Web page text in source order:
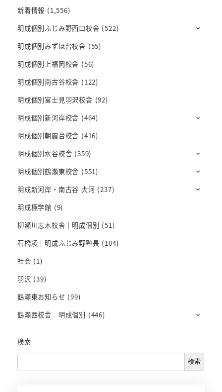
新着情報 (1,556)
明成個別ふじみ野西口校舎 (522)
明成個別みずほ台校舎 (55)
明成個別上福岡校舎 (56)
明成個別南古谷校舎 (122)
明成個別富士見羽沢校舎 (92)
明成個別新河岸校舎 (464)
明成個別朝霞台校舎 (416)
明成個別水谷校舎 (359)
明成個別鶴瀬東校舎 (551)
明成新河岸・南古谷 大河 (237)
明成極学館 (9)
柳瀬川志木校舎｜明成個別 (51)
石橋凌｜明成ふじみ野塾長 (104)
社会 (1)
羽沢 (39)
鶴瀬東お知らせ (99)
鶴瀬西校舎 明成個別 (446)
検索
検索